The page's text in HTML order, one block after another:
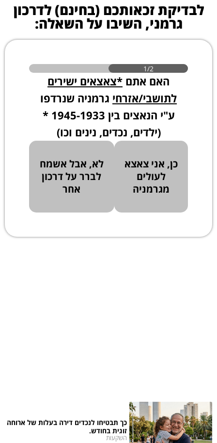
לבדיקת זכאותכם (בחינם) לדרכון
גרמני, השיבו על השאלה:
1/2
האם אתם *צאצאים ישירים
לתושבי/אזרחי גרמניה שנרדפו
ע"י הנאצים בין 1945-1933 *
(ילדים, נכדים, נינים וכו)
כן, אני צאצא
לעולים
מגרמניה
לא, אבל אשמח
לברר על דרכון
אחר
כך תבטיחו לנכדים דירה בעלות של ארוחה
זוגית בחודש.
השקעות